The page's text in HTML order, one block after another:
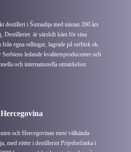
destilleri i Šumadija med nästan 200 års
Destilleriet är särskilt känt för sina
egna odlingar, lagrade på serbisk ek.
ledande kvalitetsproducenter och
och internationella utmärkelser.
och Hercegovinas mest välkända
med rötter i destilleriet Prijedorčanka i